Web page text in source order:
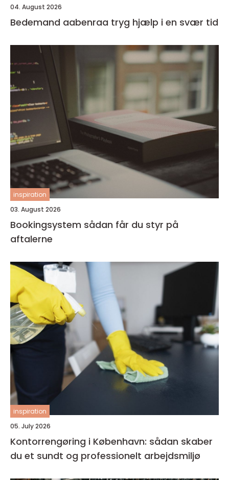
04. August 2026
Bedemand aabenraa tryg hjælp i en svær tid
inspiration
03. August 2026
Bookingsystem sådan får du styr på
aftalerne
inspiration
05. July 2026
Kontorrengøring i København: sådan skaber
du et sundt og professionelt arbejdsmiljø